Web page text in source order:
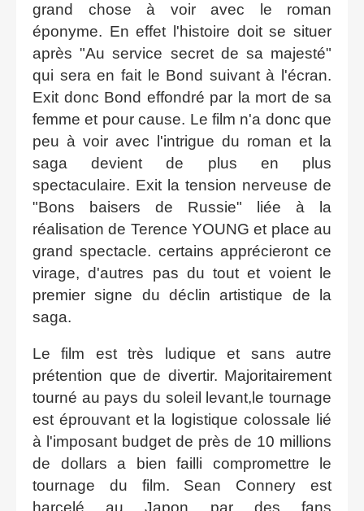
grand chose à voir avec le roman
éponyme. En effet l'histoire doit se situer
après "Au service secret de sa majesté"
qui sera en fait le Bond suivant à l'écran.
Exit donc Bond effondré par la mort de sa
femme et pour cause. Le film n'a donc que
peu à voir avec l'intrigue du roman et la
saga devient de plus en plus
spectaculaire. Exit la tension nerveuse de
"Bons baisers de Russie" liée à la
réalisation de Terence YOUNG et place au
grand spectacle. certains apprécieront ce
virage, d'autres pas du tout et voient le
premier signe du déclin artistique de la
saga.
Le film est très ludique et sans autre
prétention que de divertir. Majoritairement
tourné au pays du soleil levant,le tournage
est éprouvant et la logistique colossale lié
à l'imposant budget de près de 10 millions
de dollars a bien failli compromettre le
tournage du film. Sean Connery est
harcelé au Japon par des fans